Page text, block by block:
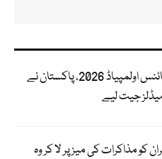
انٹرنیشنل نیوکلیئر سائنس اولمپیاڈ 2026، پاکستان نے
جیت لیے
کو مذاکرات کی میز پر لا کر وہ